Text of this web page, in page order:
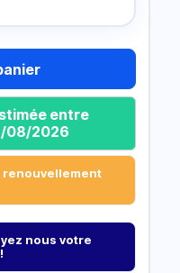
entre
08/2026
renouvellement
nous votre